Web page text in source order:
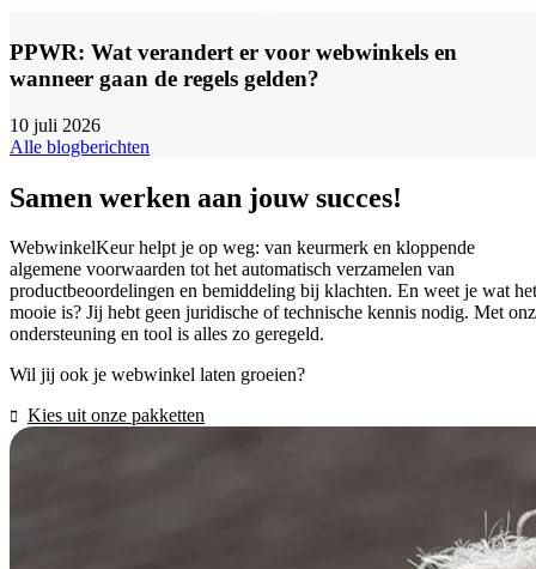
PPWR: Wat verandert er voor webwinkels en
wanneer gaan de regels gelden?
10 juli 2026
Alle blogberichten
Samen werken aan jouw succes!
WebwinkelKeur helpt je op weg: van keurmerk en kloppende
algemene voorwaarden tot het automatisch verzamelen van
productbeoordelingen en bemiddeling bij klachten. En weet je wat het
mooie is? Jij hebt geen juridische of technische kennis nodig. Met
ondersteuning en tool is alles zo geregeld.
Wil jij ook je webwinkel laten groeien?
Kies uit onze pakketten